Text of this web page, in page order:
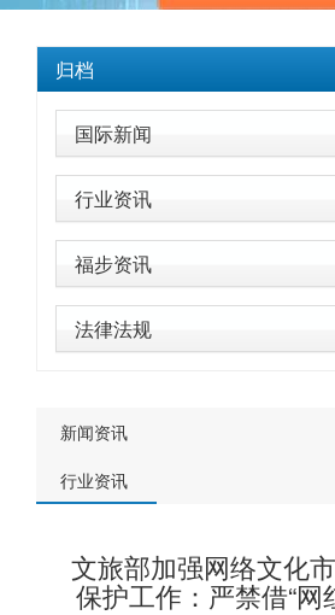
归档
国际新闻
行业资讯
福步资讯
法律法规
新闻资讯
行业资讯
文旅部加强网络文化
保护工作：严禁借“网